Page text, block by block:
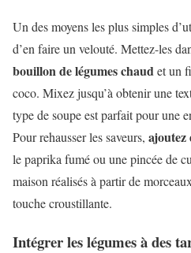
Un des moyens les plus simples
d’en faire un velouté. Mettez-les
bouillon de légumes chaudet un
coco. Mixez jusqu’à obtenir une
type de soupe est parfait pour une
Pour rehausser les saveurs, ajoutez
le paprika fumé ou une pincée de
maison réalisés à partir de
touche croustillante.
Intégrer les légumes à des